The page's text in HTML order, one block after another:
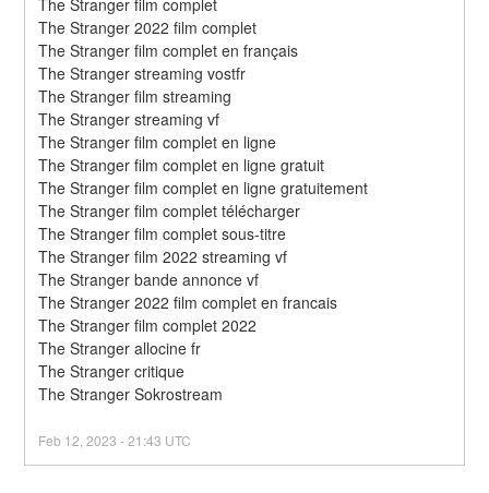
The Stranger 2022 film complet
The Stranger film complet en français
The Stranger streaming vostfr
The Stranger film streaming
The Stranger streaming vf
The Stranger film complet en ligne
The Stranger film complet en ligne gratuit
The Stranger film complet en ligne gratuitement
The Stranger film complet télécharger
The Stranger film complet sous-titre
The Stranger film 2022 streaming vf
The Stranger bande annonce vf
The Stranger 2022 film complet en francais
The Stranger film complet 2022
The Stranger allocine fr
The Stranger critique
The Stranger Sokrostream
Feb 12 ,2023 -21:43 UTC